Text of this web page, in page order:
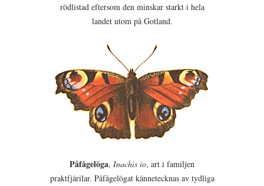
rödlistad eftersom den minskar starkt i hela
landet utom på Gotland.
Påfågelöga, Inachis io, art i familjen
praktfjärilar. Påfågelögat kännetecknas av tydliga